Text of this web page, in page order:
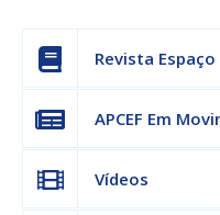
Revista Espaço
APCEF Em
Vídeos